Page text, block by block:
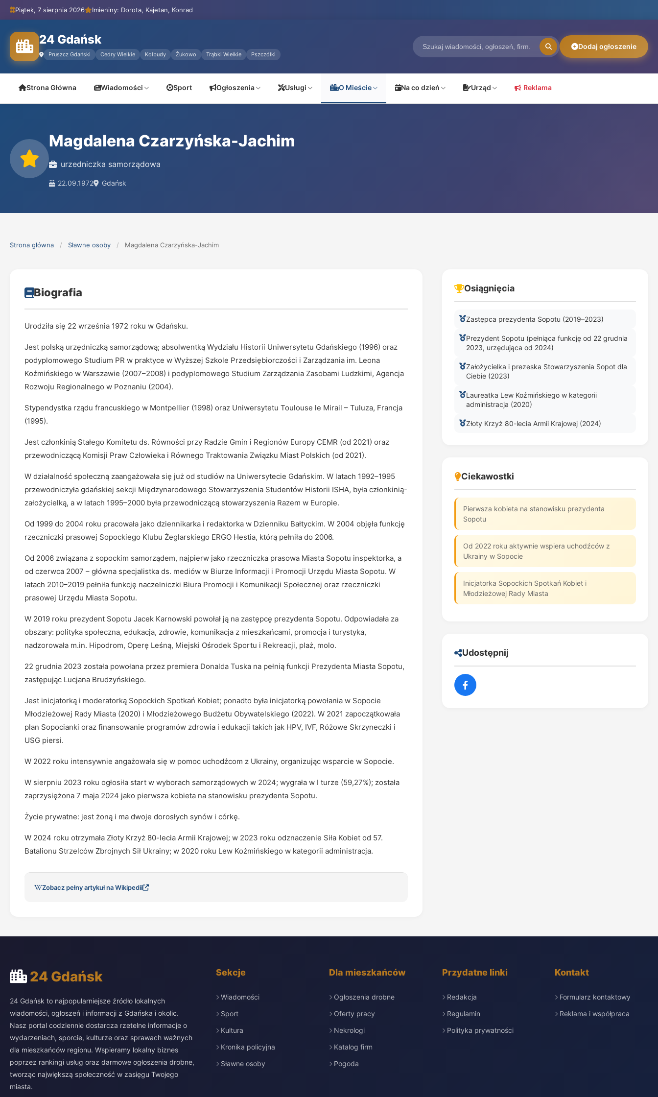
Piątek, 7 sierpnia 2026 Imieniny: Dorota, Kajetan, Konrad
24 Gdańsk
Pruszcz Gdański Cedry Wielkie Kolbudy Żukowo Trąbki Wielkie Pszczółki
Dodaj ogłoszenie
Strona Główna Wiadomości Sport Ogłoszenia Usługi O Mieście Na co dzień Urząd Reklama
Magdalena Czarzyńska-Jachim
urzedniczka samorządowa
22.09.1972 Gdańsk
Strona główna / Sławne osoby / Magdalena Czarzyńska-Jachim
Biografia
Urodziła się 22 września 1972 roku w Gdańsku.
Jest polską urzędniczką samorządową; absolwentką Wydziału Historii Uniwersytetu Gdańskiego (1996) oraz
podyplomowego Studium PR w praktyce w Wyższej Szkole Przedsiębiorczości i Zarządzania im. Leona
Koźmińskiego w Warszawie (2007–2008) i podyplomowego Studium Zarządzania Zasobami Ludzkimi, Agencja
Rozwoju Regionalnego w Poznaniu (2004).
Stypendystka rządu francuskiego w Montpellier (1998) oraz Uniwersytetu Toulouse le Mirail – Tuluza, Francja
(1995).
Jest członkinią Stałego Komitetu ds. Równości przy Radzie Gmin i Regionów Europy CEMR (od 2021) oraz
przewodniczącą Komisji Praw Człowieka i Równego Traktowania Związku Miast Polskich (od 2021).
W działalność społeczną zaangażowała się już od studiów na Uniwersytecie Gdańskim. W latach 1992–1995
przewodniczyła gdańskiej sekcji Międzynarodowego Stowarzyszenia Studentów Historii ISHA, była członkinią-
założycielką, a w latach 1995–2000 była przewodniczącą stowarzyszenia Razem w Europie.
Od 1999 do 2004 roku pracowała jako dziennikarka i redaktorka w Dzienniku Bałtyckim. W 2004 objęła funkcję
rzeczniczki prasowej Sopockiego Klubu Żeglarskiego ERGO Hestia, którą pełniła do 2006.
Od 2006 związana z sopockim samorządem, najpierw jako rzeczniczka prasowa Miasta Sopotu inspektorka, a
od czerwca 2007 – główna specjalistka ds. mediów w Biurze Informacji i Promocji Urzędu Miasta Sopotu. W
latach 2010–2019 pełniła funkcję naczelniczki Biura Promocji i Komunikacji Społecznej oraz rzeczniczki
prasowej Urzędu Miasta Sopotu.
W 2019 roku prezydent Sopotu Jacek Karnowski powołał ją na zastępcę prezydenta Sopotu. Odpowiadała za
obszary: polityka społeczna, edukacja, zdrowie, komunikacja z mieszkańcami, promocja i turystyka,
nadzorowała m.in. Hipodrom, Operę Leśną, Miejski Ośrodek Sportu i Rekreacji, plaż, molo.
22 grudnia 2023 została powołana przez premiera Donalda Tuska na pełnią funkcji Prezydenta Miasta Sopotu,
zastępując Lucjana Brudzyńskiego.
Jest inicjatorką i moderatorką Sopockich Spotkań Kobiet; ponadto była inicjatorką powołania w Sopocie
Młodzieżowej Rady Miasta (2020) i Młodzieżowego Budżetu Obywatelskiego (2022). W 2021 zapoczątkowała
plan Sopocianki oraz finansowanie programów zdrowia i edukacji takich jak HPV, IVF, Różowe Skrzyneczki i
USG piersi.
W 2022 roku intensywnie angażowała się w pomoc uchodźcom z Ukrainy, organizując wsparcie w Sopocie.
W sierpniu 2023 roku ogłosiła start w wyborach samorządowych w 2024; wygrała w I turze (59,27%); została
zaprzysiężona 7 maja 2024 jako pierwsza kobieta na stanowisku prezydenta Sopotu.
Życie prywatne: jest żoną i ma dwoje dorosłych synów i córkę.
W 2024 roku otrzymała Złoty Krzyż 80-lecia Armii Krajowej; w 2023 roku odznaczenie Siła Kobiet od 57.
Batalionu Strzelców Zbrojnych Sił Ukrainy; w 2020 roku Lew Koźmińskiego w kategorii administracja.
Zobacz pełny artykuł na Wikipedii
Osiągnięcia
Zastępca prezydenta Sopotu (2019–2023)
Prezydent Sopotu (pełniąca funkcję od 22 grudnia
2023, urzędująca od 2024)
Założycielka i prezeska Stowarzyszenia Sopot dla
Ciebie (2023)
Laureatka Lew Koźmińskiego w kategorii
administracja (2020)
Złoty Krzyż 80-lecia Armii Krajowej (2024)
Ciekawostki
Pierwsza kobieta na stanowisku prezydenta
Sopotu
Od 2022 roku aktywnie wspiera uchodźców z
Ukrainy w Sopocie
Inicjatorka Sopockich Spotkań Kobiet i
Młodzieżowej Rady Miasta
Udostępnij
24 Gdańsk
24 Gdańsk to najpopularniejsze źródło lokalnych
wiadomości, ogłoszeń i informacji z Gdańska i okolic.
Nasz portal codziennie dostarcza rzetelne informacje o
wydarzeniach, sporcie, kulturze oraz sprawach ważnych
dla mieszkańców regionu. Wspieramy lokalny biznes
poprzez rankingi usług oraz darmowe ogłoszenia drobne,
tworząc największą społeczność w zasięgu Twojego
miasta.
Sekcje
Wiadomości
Sport
Kultura
Kronika policyjna
Sławne osoby
Dla mieszkańców
Ogłoszenia drobne
Oferty pracy
Nekrologi
Katalog firm
Pogoda
Przydatne linki
Redakcja
Regulamin
Polityka prywatności
Kontakt
Formularz kontaktowy
Reklama i współpraca